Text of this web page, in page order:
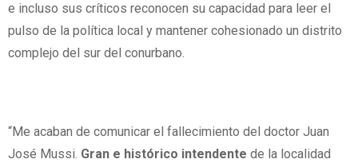
e incluso sus críticos reconocen su capacidad para leer el
pulso de la política local y mantener cohesionado un distrito
complejo del sur del conurbano.
“Me acaban de comunicar el fallecimiento del doctor Juan
José Mussi. Gran e histórico intendente de la localidad